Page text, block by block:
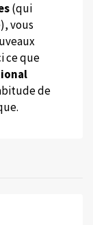
(qui
vous
ce que
de